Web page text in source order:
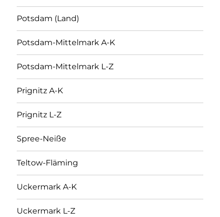
Potsdam (Land)
Potsdam-Mittelmark A-K
Potsdam-Mittelmark L-Z
Prignitz A-K
Prignitz L-Z
Spree-Neiße
Teltow-Fläming
Uckermark A-K
Uckermark L-Z